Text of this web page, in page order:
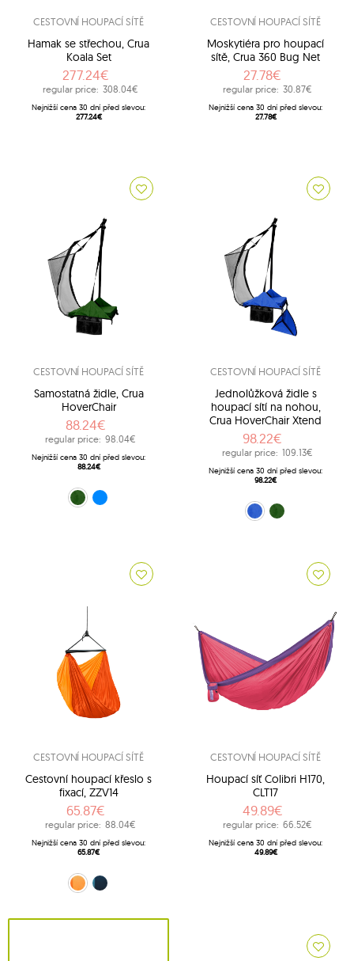
CESTOVNÍ HOUPACÍ SÍTĚ
Hamak se střechou, Crua
Koala Set
277.24€
regular price: 308.04€
Nejnižší cena 30 dní před slevou:
277.24€
CESTOVNÍ HOUPACÍ SÍTĚ
Moskytiéra pro houpací
sítě, Crua 360 Bug Net
27.78€
regular price: 30.87€
Nejnižší cena 30 dní před slevou:
27.78€
CESTOVNÍ HOUPACÍ SÍTĚ
Samostatná židle, Crua
HoverChair
88.24€
regular price: 98.04€
Nejnižší cena 30 dní před slevou:
88.24€
Zelený (HC-G01)
Modrý (HC-G02)
CESTOVNÍ HOUPACÍ SÍTĚ
Jednolůžková židle s
houpací sítí na nohou,
Crua HoverChair Xtend
98.22€
regular price: 109.13€
Nejnižší cena 30 dní před slevou:
98.22€
Modrý (HCX-B01)
Zelený (HCX-G01)
CESTOVNÍ HOUPACÍ SÍTĚ
Cestovní houpací křeslo s
fixací, ZZV14
65.87€
regular price: 88.04€
Nejnižší cena 30 dní před slevou:
65.87€
Oranžový (22)
Tmavomodrý (39)
CESTOVNÍ HOUPACÍ SÍTĚ
Houpací síť Colibri H170,
CLT17
49.89€
regular price: 66.52€
Nejnižší cena 30 dní před slevou:
49.89€